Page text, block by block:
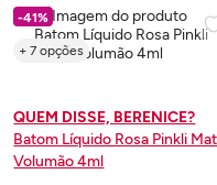
-41%
+ 7 opções
QUEM DISSE, BERENICE?
Batom Líquido Rosa Pinkli
Volumão 4ml